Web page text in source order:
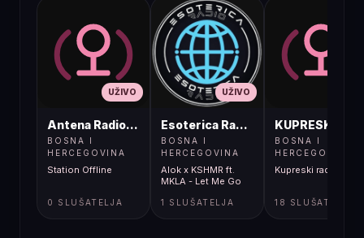
UŽIVO
Antena Radio, Jelah Tešanj
BOSNA I
HERCEGOVINA
Station Offline
0 SLUŠATELJA
UŽIVO
Esoterica Radio S1
BOSNA I
HERCEGOVINA
Alok x KSHMR ft.
MKLA - Let Me Go
1 SLUŠATELJA
BOSNA I
HERCEGOVINA
Kupreski radio
18 SLUŠATELJA